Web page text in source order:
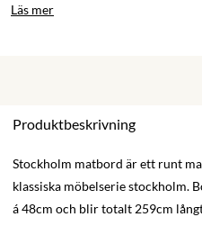
Läs mer
Produktbeskrivning
Stockholm matbord är ett runt
klassiska möbelserie stockholm.
á 48cm och blir totalt 259cm